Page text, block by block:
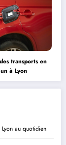
transports en
à Lyon
au quotidien